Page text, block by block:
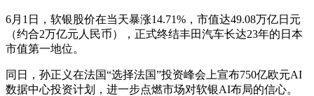
6月1日，软银股价在当天暴涨14.71%，市值达49.08万亿日元
（约合2万亿元人民币），正式终结丰田汽车长达23年的日本
市值第一地位。
同日，孙正义在法国“选择法国”投资峰会上宣布750亿欧元AI
数据中心投资计划，进一步点燃市场对软银AI布局的信心。